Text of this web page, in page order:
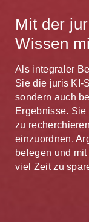
Mit der
Wissen
Als integraler
Sie die juris KI-
sondern auch
Ergebnisse.
zu
einzuordnen,
belegen und
viel Zeit zu